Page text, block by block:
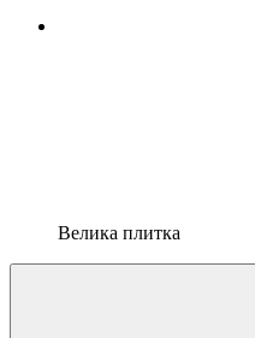
Велика плитка